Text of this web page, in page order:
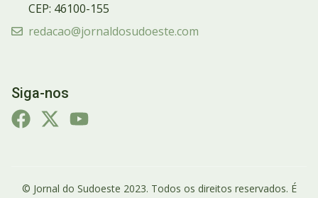
CEP: 46100-155
redacao@jornaldosudoeste.com
Siga-nos
© Jornal do Sudoeste 2023. Todos os direitos reservados. É